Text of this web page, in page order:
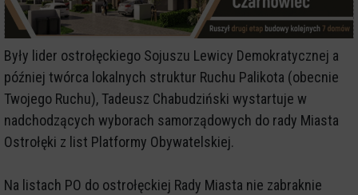
Były lider ostrołęckiego Sojuszu Lewicy Demokratycznej a
później twórca lokalnych struktur Ruchu Palikota (obecnie
Twojego Ruchu), Tadeusz Chabudziński wystartuje w
nadchodzących wyborach samorządowych do rady Miasta
Ostrołęki z list Platformy Obywatelskiej.
Na listach PO do ostrołęckiej Rady Miasta nie zabraknie